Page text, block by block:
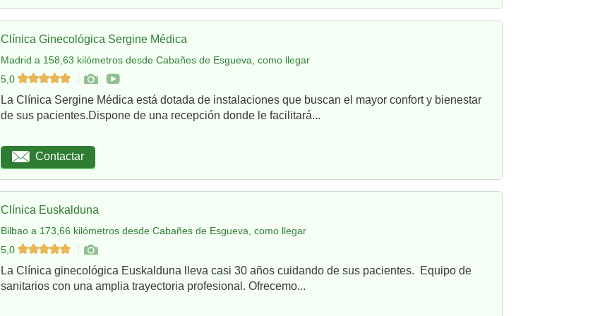
Clínica Ginecológica Sergine Médica
Madrid a 158,63 kilómetros desde Cabañes de Esgueva, como llegar
5,0
La Clínica Sergine Médica está dotada de instalaciones que buscan el mayor confort y bienestar
de sus pacientes.Dispone de una recepción donde le facilitará...
Contactar
Clínica Euskalduna
Bilbao a 173,66 kilómetros desde Cabañes de Esgueva, como llegar
5,0
La Clínica ginecológica Euskalduna lleva casi 30 años cuidando de sus pacientes. Equipo de
sanitarios con una amplia trayectoria profesional. Ofrecemo...